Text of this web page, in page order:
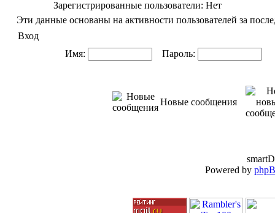
Зарегистрированные пользователи: Нет
Эти данные основаны на активности пользователей за
Вход
Имя:
Пароль:
Новые сообщения
Powered by